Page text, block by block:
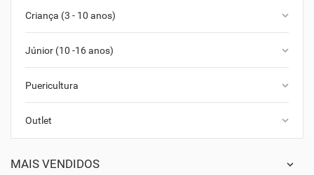
Criança (3 - 10 anos) keyboard_arrow_down
Júnior (10 -16 anos) keyboard_arrow_down
Puericultura keyboard_arrow_down
Outlet keyboard_arrow_down
MAIS VENDIDOS